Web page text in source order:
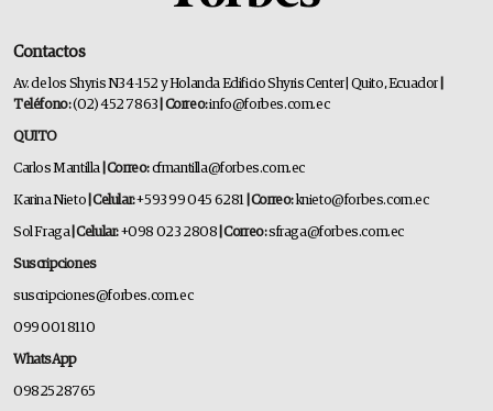
Contactos
Av. de los Shyris N34-152 y Holanda Edificio Shyris Center | Quito, Ecuador
Teléfono:(02) 452 7863 | Correo:info@forbes.com.ec
QUITO
Carlos Mantilla | Correo:cfmantilla@forbes.com.ec
Karina Nieto | Celular:+593 99 045 6281 | Correo:knieto@forbes.com.ec
Sol Fraga| Celular:+098 023 2808 | Correo:sfraga@forbes.com.ec
Suscripciones
suscripciones@forbes.com.ec
099 001 8110
WhatsApp
0982528765